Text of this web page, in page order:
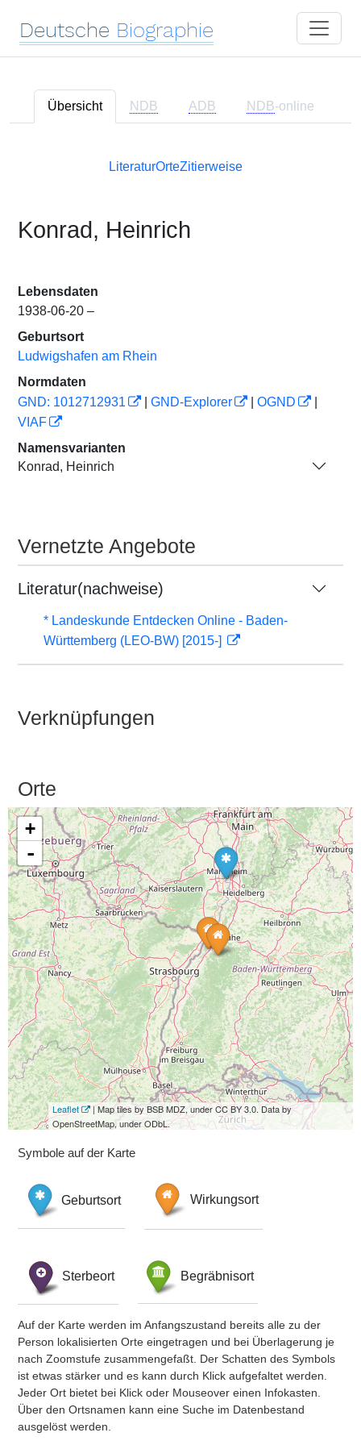
Deutsche Biographie
Übersicht NDB ADB NDB-online
LiteraturOrteZitierweise
Konrad, Heinrich
Lebensdaten
1938-06-20 –
Geburtsort
Ludwigshafen am Rhein
Normdaten
GND: 1012712931
GND-Explorer OGND
VIAF
Namensvarianten
Konrad, Heinrich
Vernetzte Angebote
Literatur(nachweise)
* Landeskunde Entdecken Online - Baden-
Württemberg (LEO-BW) [2015-]
Verknüpfungen
Orte
+
-
Leaflet
| Map tiles by BSB MDZ, under CC BY 3.0. Data by
OpenStreetMap, under ODbL.
Symbole auf der Karte
Geburtsort Wirkungsort
Sterbeort Begräbnisort
Auf der Karte werden im Anfangszustand bereits alle zu der
Person lokalisierten Orte eingetragen und bei Überlagerung je
nach Zoomstufe zusammengefaßt. Der Schatten des Symbols
ist etwas stärker und es kann durch Klick aufgefaltet werden.
Jeder Ort bietet bei Klick oder Mouseover einen Infokasten.
Über den Ortsnamen kann eine Suche im Datenbestand
ausgelöst werden.